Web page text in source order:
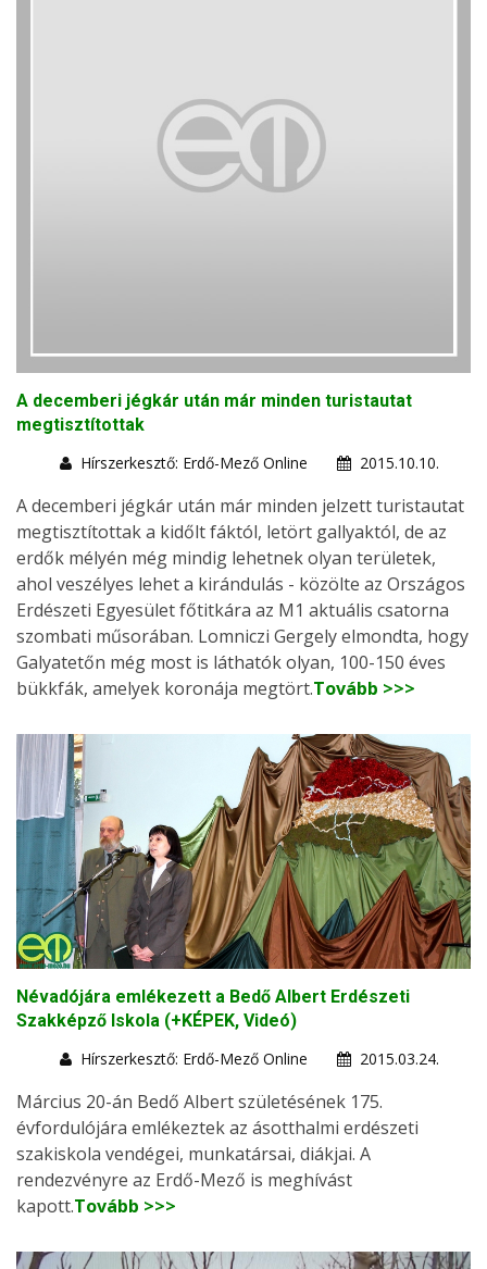
A decemberi jégkár után már minden turistautat
megtisztítottak
Hírszerkesztő: Erdő-Mező Online
2015.10.10.
A decemberi jégkár után már minden jelzett turistautat
megtisztítottak a kidőlt fáktól, letört gallyaktól, de az
erdők mélyén még mindig lehetnek olyan területek,
ahol veszélyes lehet a kirándulás - közölte az Országos
Erdészeti Egyesület főtitkára az M1 aktuális csatorna
szombati műsorában. Lomniczi Gergely elmondta, hogy
Galyatetőn még most is láthatók olyan, 100-150 éves
bükkfák, amelyek koronája megtört.Tovább >>>
Névadójára emlékezett a Bedő Albert Erdészeti
Szakképző Iskola (+KÉPEK, Videó)
Hírszerkesztő: Erdő-Mező Online
2015.03.24.
Március 20-án Bedő Albert születésének 175.
évfordulójára emlékeztek az ásotthalmi erdészeti
szakiskola vendégei, munkatársai, diákjai. A
rendezvényre az Erdő-Mező is meghívást
kapott.Tovább >>>